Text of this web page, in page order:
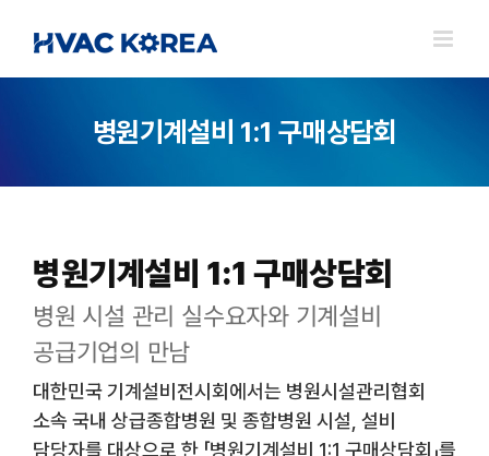
병원기계설비 1:1 구매상담회
병원기계설비 1:1 구매상담회
병원 시설 관리 실수요자와 기계설비
공급기업의 만남
대한민국 기계설비전시회에서는 병원시설관리협회
소속 국내 상급종합병원 및 종합병원 시설, 설비
담당자를 대상으로 한 「병원기계설비 1:1 구매상담회」를